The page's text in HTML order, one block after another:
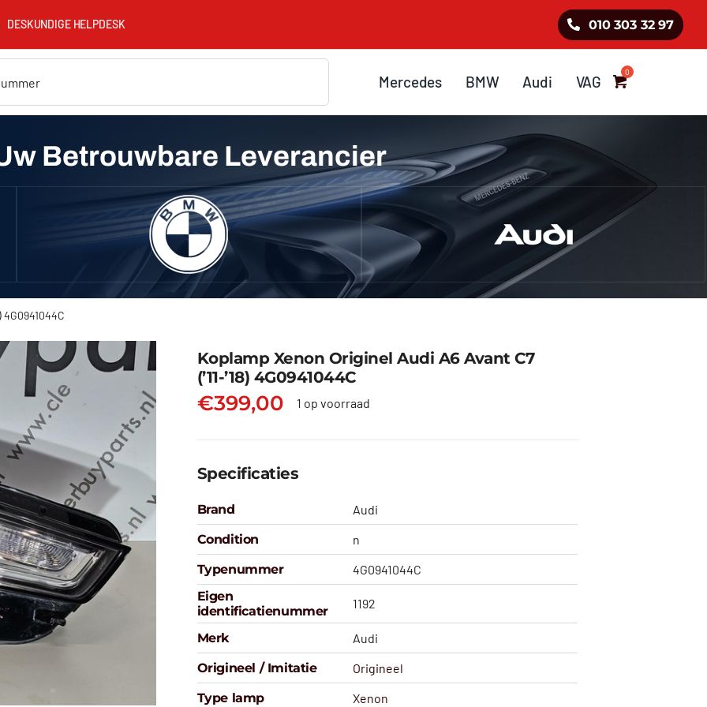
DESKUNDIGE HELPDESK 010 303 32 97
Mercedes BMW Audi VAG
Betrouwbare Leverancier
4G0941044C
Koplamp Xenon Originel Audi A6 Avant C7
(’11-’18) 4G0941044C
€399,00 1 op voorraad
Specificaties
Brand
Audi
Condition
n
Typenummer
4G0941044C
Eigen
identificatienummer
1192
Merk
Audi
Origineel / Imitatie
Origineel
Type lamp
Xenon